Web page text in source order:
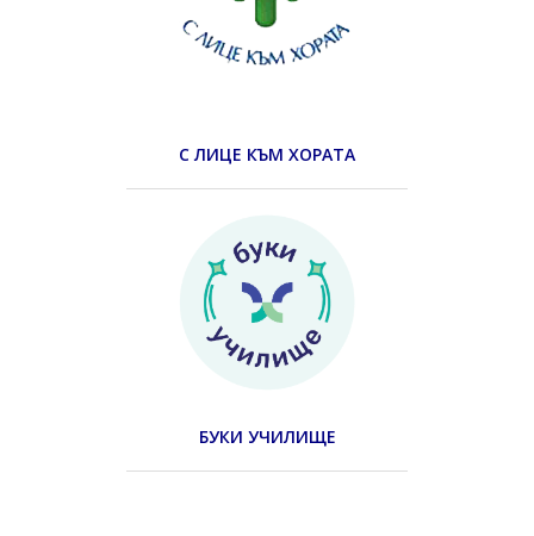
С ЛИЦЕ КЪМ ХОРАТА
БУКИ УЧИЛИЩЕ